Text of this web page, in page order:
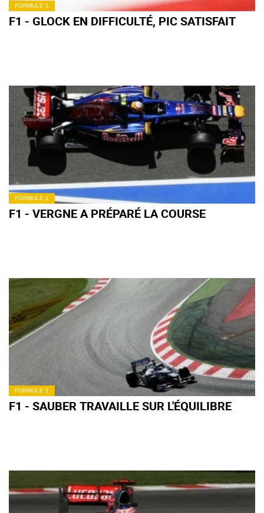
FORMULE 1
F1 - GLOCK EN DIFFICULTÉ, PIC SATISFAIT
FORMULE 1
F1 - VERGNE A PRÉPARÉ LA COURSE
FORMULE 1
F1 - SAUBER TRAVAILLE SUR L'ÉQUILIBRE